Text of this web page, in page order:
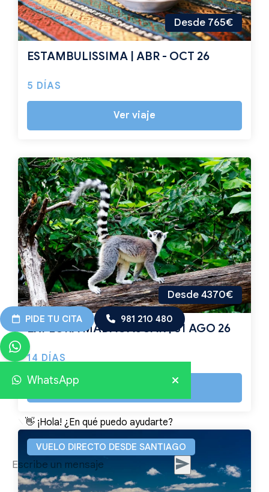
Desde 765€
ESTAMBULISSIMA | ABR - OCT 26
5 DÍAS
Ver viaje
Desde 4370€
EXPLORA MADAGASCAR | 31 AGO 26
14 DÍAS
VUELO DIRECTO DESDE SANTIAGO
PIDE TU CITA 981 210 480
WhatsApp
👋 ¡Hola! ¿En qué puedo ayudarte?